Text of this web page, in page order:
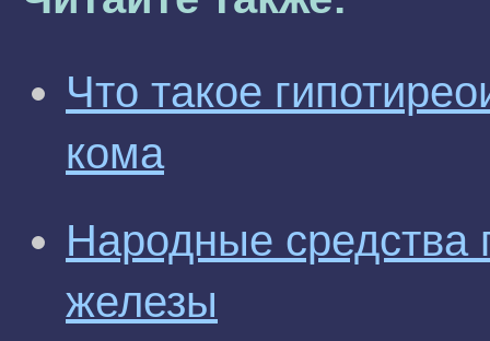
Что такое
кома
Народные средства
железы